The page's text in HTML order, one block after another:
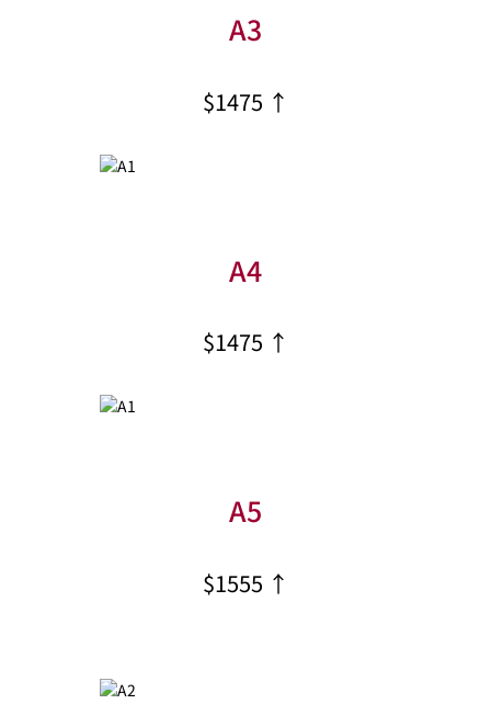
A3
$1475 ↑
A4
$1475 ↑
A5
$1555 ↑